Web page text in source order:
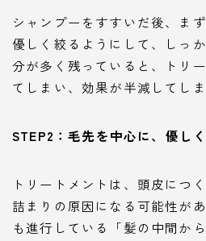
シャンプーをすすいだ後、ま
優しく絞るようにして、しっ
分が多く残っていると、トリ
てしまい、効果が半減してしま
STEP2：毛先を中心に、優し
トリートメントは、頭皮につ
詰まりの原因になる可能性が
も進行している「髪の中間か